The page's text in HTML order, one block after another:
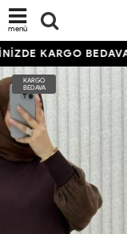
menü
KARGO BEDAVA!
KARGO
BEDAVA